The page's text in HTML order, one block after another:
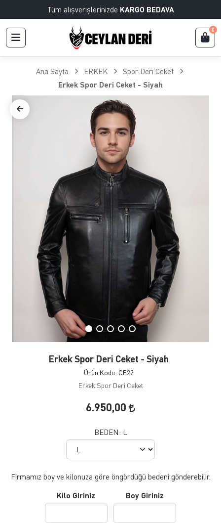
Tüm alışverişlerinizde KARGO BEDAVA
0
Ana Sayfa ERKEK
Spor Deri Ceket
Erkek Spor Deri Ceket - Siyah
Erkek Spor Deri Ceket - Siyah
Ürün Kodu: CE22
Erkek Spor Deri Ceket
6.950,00
BEDEN: L
Firmamız boy ve kilonuza göre öngördüğü bedeni gönderebilir.
Kilo Giriniz Boy Giriniz